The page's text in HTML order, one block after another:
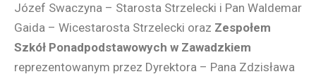
Józef Swaczyna – Starosta Strzelecki i Pan Waldemar
Gaida – Wicestarosta Strzelecki oraz Zespołem
Szkół Ponadpodstawowych w Zawadzkiem
reprezentowanym przez Dyrektora – Pana Zdzisława